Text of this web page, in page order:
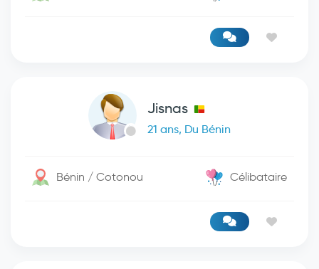
Jisnas
21 ans, Du Bénin
Bénin / Cotonou Célibataire